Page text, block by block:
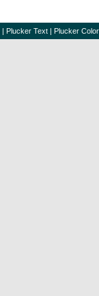
| Plucker Text | Plucker Color